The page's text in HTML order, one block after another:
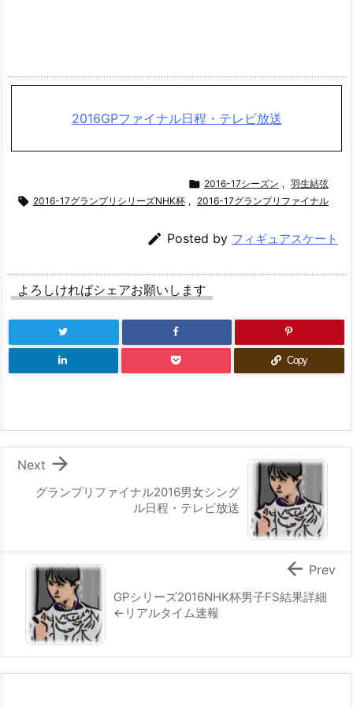
2016GPファイナル日程・テレビ放送
 2016-17シーズン , 羽生結弦
 2016-17グランプリシリーズNHK杯 , 2016-17グランプリファイナル
 Posted by フィギュアスケート
よろしければシェアお願いします
Copy
グランプリファイナル2016男女シング
ル日程・テレビ放送

Next
GPシリーズ2016NHK杯男子FS結果詳細
←リアルタイム速報
 Prev